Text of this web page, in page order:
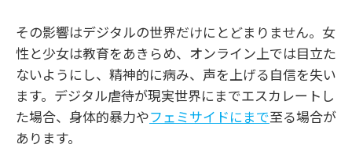
その影響はデジタルの世界だけにとどまりません。女
性と少女は教育をあきらめ、オンライン上では目立た
ないようにし、精神的に病み、声を上げる自信を失い
ます。デジタル虐待が現実世界にまでエスカレートし
た場合、身体的暴力やフェミサイドにまで至る場合が
あります。